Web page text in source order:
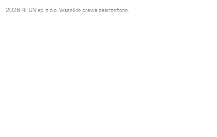
2026 4FUN sp. z o.o. Wszelkie prawa zastrzeżone.